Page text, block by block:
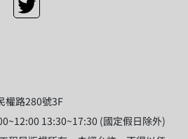
權路280號3F
13:30~17:30 (國定假日除外)